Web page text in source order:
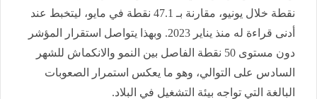
نقطة خلال يونيو، مقارنة بـ 47.1 نقطة في مايو، ليتخبط عند
أدنى قراءة له منذ يناير 2023. وبهذا يتواصل استقرار المؤشر
دون مستوى 50 نقطة الفاصل بين النمو والانكماش للشهر
السادس على التوالي، وهو ما يعكس استمرار الصعوبات
البالغة التي تواجه بيئة التشغيل في البلاد.